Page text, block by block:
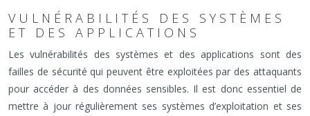
VULNÉRABILITÉS DES SYSTÈMES
ET DES APPLICATIONS
Les vulnérabilités des systèmes et des applications sont des
failles de sécurité qui peuvent être exploitées par des attaquants
pour accéder à des données sensibles. Il est donc essentiel de
mettre à jour régulièrement ses systèmes d’exploitation et ses